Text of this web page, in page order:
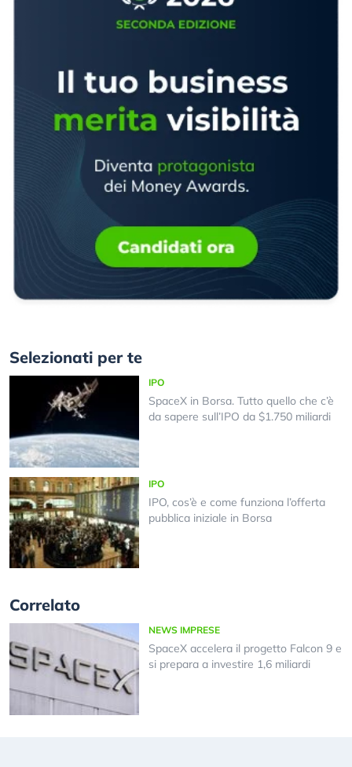
Selezionati per te
IPO
SpaceX in Borsa. Tutto quello che c’è
da sapere sull’IPO da $1.750 miliardi
IPO
IPO, cos’è e come funziona l’offerta
pubblica iniziale in Borsa
Correlato
NEWS IMPRESE
SpaceX accelera il progetto Falcon 9 e
si prepara a investire 1,6 miliardi